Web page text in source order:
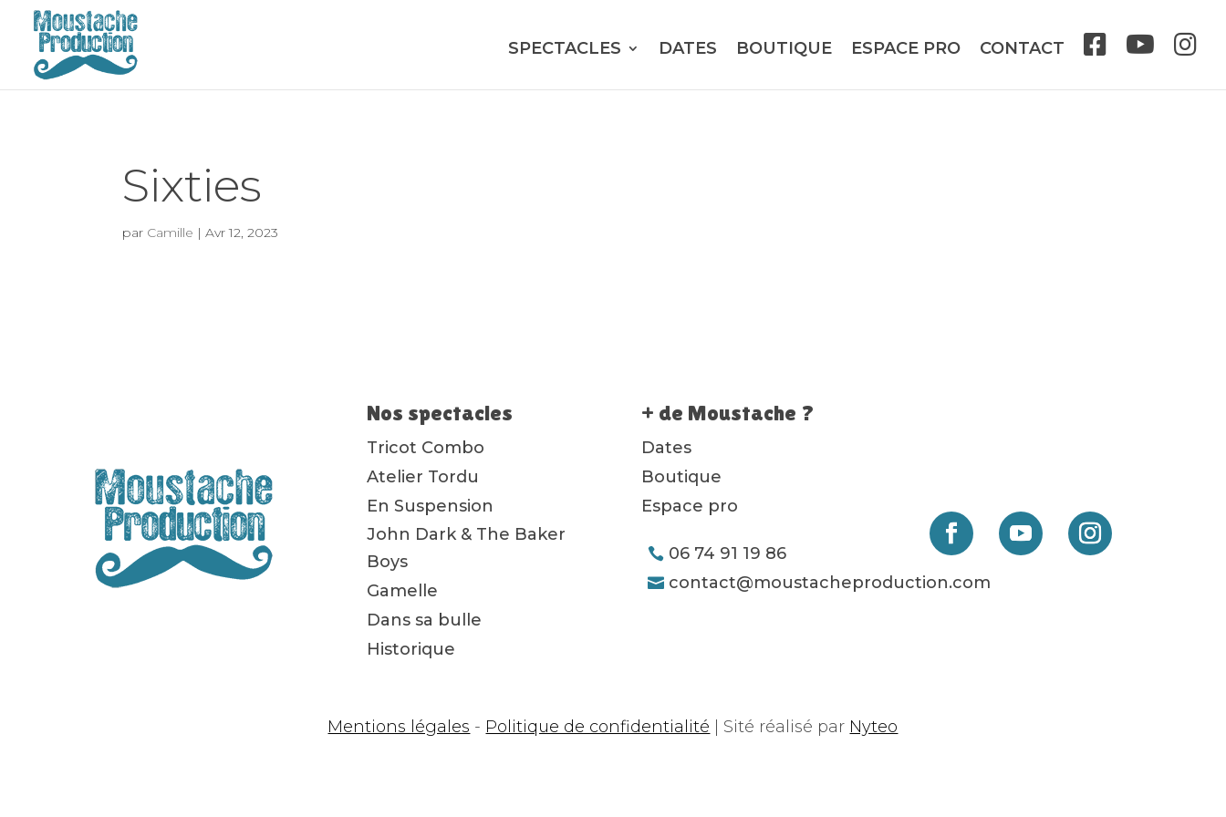
SPECTACLES DATES BOUTIQUE ESPACE PRO CONTACT
Sixties
par Camille |Avr 12, 2023
Nos spectacles
Tricot Combo
Atelier Tordu
En Suspension
John Dark & The Baker
Boys
Gamelle
Dans sa bulle
Historique
+ de Moustache ?
Dates
Boutique
Espace pro
06 74 91 19 86
contact@moustacheproduction.com
Mentions légales - Politique de confidentialité | Sité réalisé par Nyteo